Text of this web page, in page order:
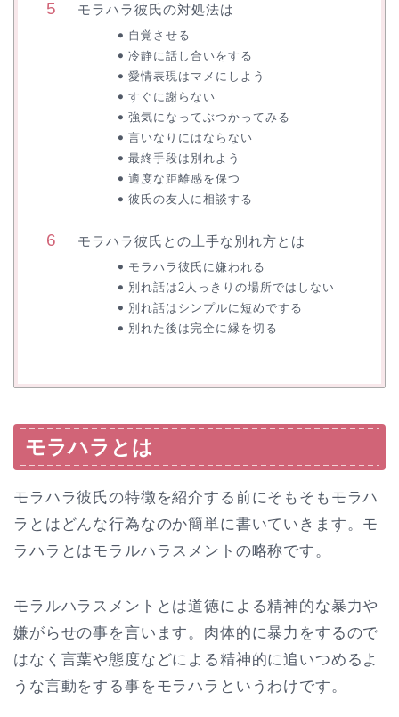
モラハラ彼氏の対処法は
自覚させる
冷静に話し合いをする
愛情表現はマメにしよう
すぐに謝らない
強気になってぶつかってみる
言いなりにはならない
最終手段は別れよう
適度な距離感を保つ
彼氏の友人に相談する
モラハラ彼氏との上手な別れ方とは
モラハラ彼氏に嫌われる
別れ話は2人っきりの場所ではしない
別れ話はシンプルに短めでする
別れた後は完全に縁を切る
モラハラとは
モラハラ彼氏の特徴を紹介する前にそもそもモラハ
ラとはどんな行為なのか簡単に書いていきます。モ
ラハラとはモラルハラスメントの略称です。
モラルハラスメントとは道徳による精神的な暴力や
嫌がらせの事を言います。肉体的に暴力をするので
はなく言葉や態度などによる精神的に追いつめるよ
うな言動をする事をモラハラというわけです。